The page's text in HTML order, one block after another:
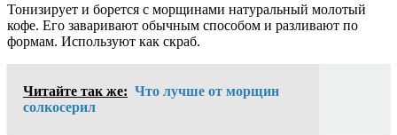
Тонизирует и борется с морщинами натуральный молотый
кофе. Его заваривают обычным способом и разливают по
формам. Используют как скраб.
Читайте так же: Что лучше от морщин
солкосерил